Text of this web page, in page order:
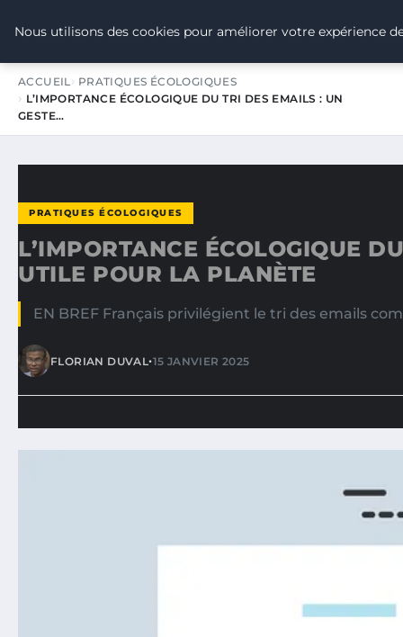
TOUR DE FRANCE POUR LE
ACCUEIL
PRATIQUES ÉCOLOGIQUES
L’IMPORTANCE ÉCOLOGIQUE DU TRI DES EMAILS : UN
GESTE…
PRATIQUES ÉCOLOGIQUES
L’IMPORTANCE ÉCOLOGIQUE
UTILE POUR LA PLANÈTE
EN BREF Français privilégient le tri des emails
FLORIAN DUVAL•15 JANVIER 2025
Nous utilisons des cookies pour améliorer votre expérience